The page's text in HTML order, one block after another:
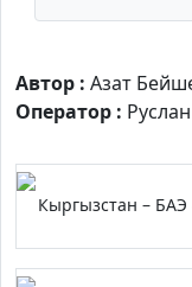
Автор : Азат
Оператор :
Кыргызстан –